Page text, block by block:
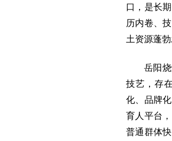
口，是长
历内卷、
土资源蓬
岳阳
技艺，存
化、品牌
育人平台
普通群体